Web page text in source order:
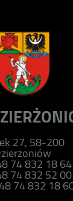
27, 58-200
74 832 18 64
74 832 52 00
74 832 18